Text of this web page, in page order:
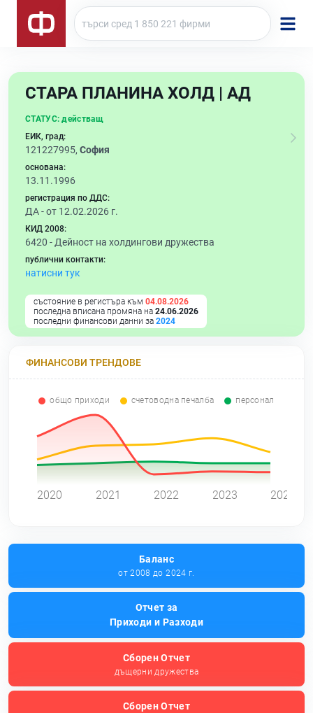
СТАРА ПЛАНИНА ХОЛД | АД
СТАТУС: действащ
ЕИК, град:
121227995, София
основана:
13.11.1996
регистрация по ДДС:
ДА - от 12.02.2026 г.
КИД 2008:
6420 - Дейност на холдингови дружества
публични контакти:
натисни тук
състояние в регистъра към 04.08.2026
последна вписана промяна на 24.06.2026
последни финансови данни за 2024
ФИНАНСОВИ ТРЕНДОВЕ
общо приходи счетоводна печалба персонал
2020 2021 2022 2023 2024
Баланс
от 2008 до 2024 г.
Отчет за
Приходи и Разходи
Сборен Отчет
дъщерни дружества
Сборен Отчет